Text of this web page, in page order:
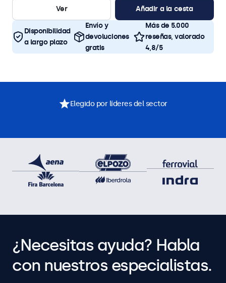
Ver
Añadir a la cesta
Disponibilidad
a largo plazo
Envío y
devoluciones
gratis
Más de 5.000
reseñas, valorado
4,8/5
Elegido por líderes del sector
¿Necesitas ayuda? Habla
con nuestros especialistas.